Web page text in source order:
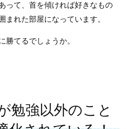
って、首を傾ければ好きなもの
まれた部屋になっています。
勝てるでしょうか。
勉強以外のこと